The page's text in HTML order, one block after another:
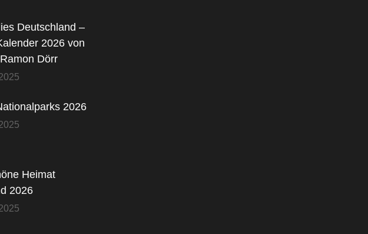
Deutschland –
2026 von
Dörr
2026
Heimat
2026